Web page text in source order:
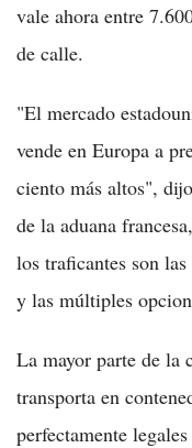
vale ahora entre
de calle.
"El mercado
vende en Europa a
ciento más altos",
de la aduana
los traficantes son
y las múltiples
La mayor parte de la
transporta en
perfectamente